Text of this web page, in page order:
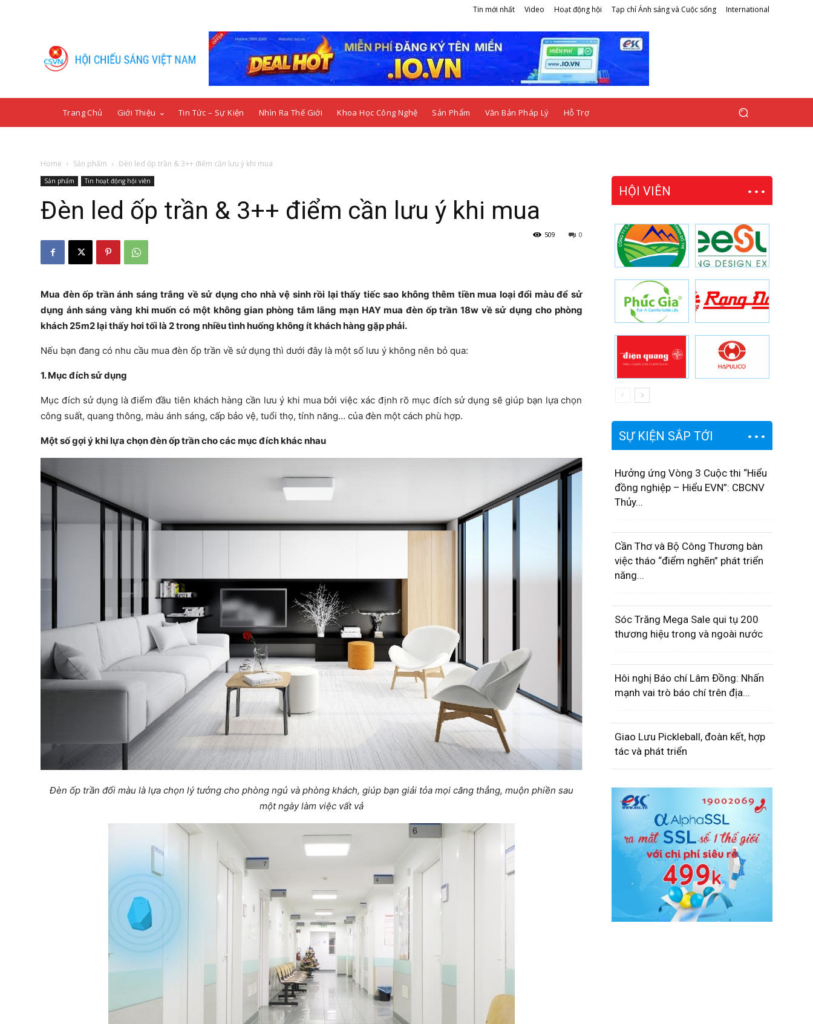
Tin mới nhất Video Hoạt động hội Tạp chí Ánh sáng và Cuộc sống International
Trang Chủ Giới Thiệu Tin Tức – Sự Kiện Nhìn Ra Thế Giới Khoa Học Công Nghệ Sản Phẩm Văn Bản Pháp Lý Hỗ Trợ
Home Sản phẩm Đèn led ốp trần & 3++ điểm cần lưu ý khi mua
Sản phẩm Tin hoạt động hội viên
Đèn led ốp trần & 3++ điểm cần lưu ý khi mua
0
509
Mua đèn ốp trần ánh sáng trắng về sử dụng cho nhà vệ sinh rồi lại thấy tiếc sao không thêm tiền mua loại đổi màu để sử
dụng ánh sáng vàng khi muốn có một không gian phòng tắm lãng mạn HAY mua đèn ốp trần 18w về sử dụng cho phòng
khách 25m2 lại thấy hơi tối là 2 trong nhiều tình huống không ít khách hàng gặp phải.
Nếu bạn đang có nhu cầu mua đèn ốp trần về sử dụng thì dưới đây là một số lưu ý không nên bỏ qua:
1. Mục đích sử dụng
Mục đích sử dụng là điểm đầu tiên khách hàng cần lưu ý khi mua bởi việc xác định rõ mục đích sử dụng sẽ giúp bạn lựa chọn
công suất, quang thông, màu ánh sáng, cấp bảo vệ, tuổi thọ, tính năng… của đèn một cách phù hợp.
Một số gợi ý khi lựa chọn đèn ốp trần cho các mục đích khác nhau
Đèn ốp trần đổi màu là lựa chọn lý tưởng cho phòng ngủ và phòng khách, giúp bạn giải tỏa mọi căng thẳng, muộn phiền sau
một ngày làm việc vất vả
HỘI VIÊN
SỰ KIỆN SẮP TỚI
Hưởng ứng Vòng 3 Cuộc thi “Hiểu
đồng nghiệp – Hiểu EVN”: CBCNV
Thủy...
Cần Thơ và Bộ Công Thương bàn
việc tháo “điểm nghẽn” phát triển
năng...
Sóc Trăng Mega Sale qui tụ 200
thương hiệu trong và ngoài nước
Hôi nghị Báo chí Lâm Đồng: Nhấn
mạnh vai trò báo chí trên địa...
Giao Lưu Pickleball, đoàn kết, hợp
tác và phát triển